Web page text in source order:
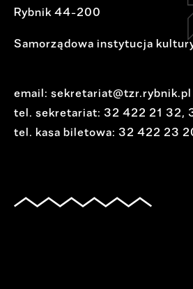
Rybnik 44-200
Samorządowa instytucja
email: sekretariat@tzr.rybnik.pl
tel. sekretariat: 32 422 21 32,
tel. kasa biletowa: 32 422 23